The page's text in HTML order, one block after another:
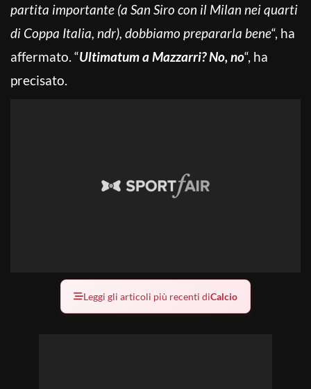
partita importante (a San Siro con il Milan nei quarti
di Coppa Italia, ndr), dobbiamo prepararla bene“, ha
affermato. “Ultimatum a Mazzarri? No, no“, ha
precisato.
Leggi gli articoli più recenti diCalcio